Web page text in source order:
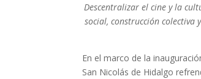
Descentralizar el cine y la
social, construcción colectiva
En el marco de la
San Nicolás de Hidalgo